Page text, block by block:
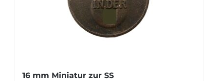
16 mm Miniatur zur SS